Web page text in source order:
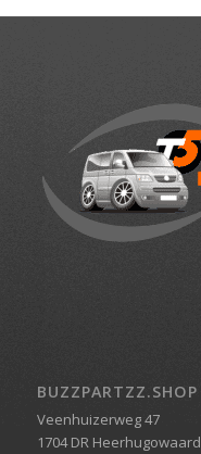
BUZZPARTZZ.SHOP
Veenhuizerweg 47
1704 DR Heerhugowaard